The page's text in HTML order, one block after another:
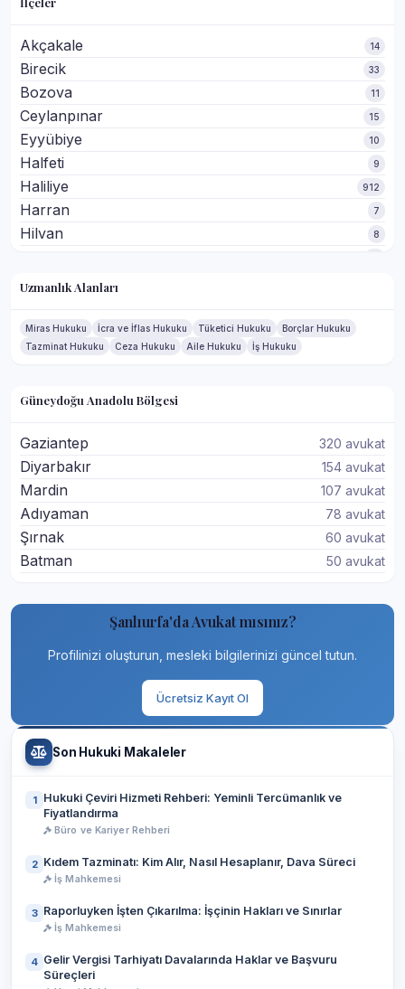
Akçakale 14
Birecik 33
Bozova 11
Ceylanpınar 15
Eyyübiye 10
Halfeti 9
Haliliye 912
Harran 7
Hilvan 8
Siverek
Viranşehir
Uzmanlık Alanları
Miras Hukuku İcra ve İflas Hukuku Tüketici Hukuku
Borçlar Hukuku
Tazminat Hukuku
Ceza Hukuku Aile Hukuku İş Hukuku
Güneydoğu Anadolu Bölgesi
Gaziantep 320 avukat
Diyarbakır 154 avukat
Mardin 107 avukat
Adıyaman 78 avukat
Şırnak 60 avukat
Batman 50 avukat
Şanlıurfa'da Avukat mısınız?
Profilinizi oluşturun, mesleki bilgilerinizi güncel tutun.
Ücretsiz Kayıt Ol
Son Hukuki Makaleler
1
Hukuki Çeviri Hizmeti Rehberi: Yeminli Tercümanlık ve
Fiyatlandırma
Büro ve Kariyer Rehberi
2 Kıdem Tazminatı: Kim Alır, Nasıl Hesaplanır, Dava Süreci
İş Mahkemesi
3 Raporluyken İşten Çıkarılma: İşçinin Hakları ve Sınırlar
İş Mahkemesi
4 Gelir Vergisi Tarhiyatı Davalarında Haklar ve Başvuru
Süreçleri